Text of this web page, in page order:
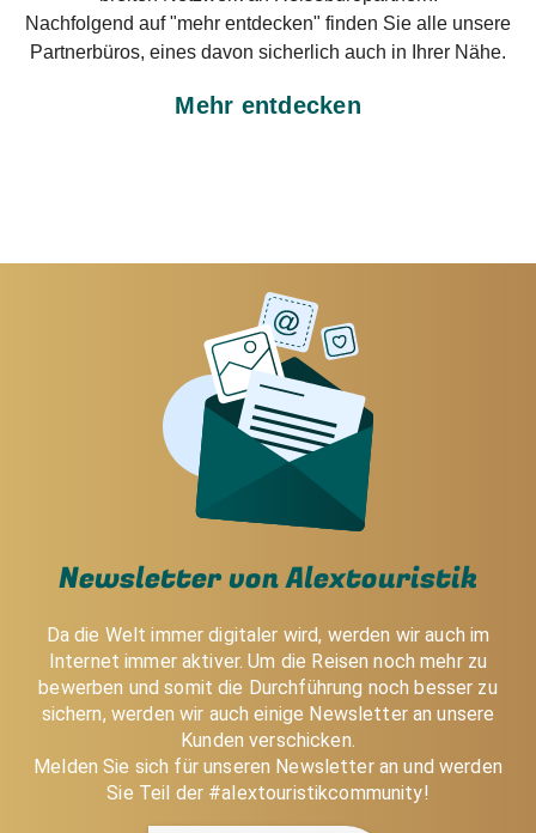
Nachfolgend auf "mehr entdecken" finden Sie alle unsere
Partnerbüros, eines davon sicherlich auch in Ihrer Nähe.
Mehr entdecken
Newsletter von Alextouristik
Da die Welt immer digitaler wird, werden wir auch im
Internet immer aktiver. Um die Reisen noch mehr zu
bewerben und somit die Durchführung noch besser zu
sichern, werden wir auch einige Newsletter an unsere
Kunden verschicken.
Melden Sie sich für unseren Newsletter an und werden
Sie Teil der #alextouristikcommunity!